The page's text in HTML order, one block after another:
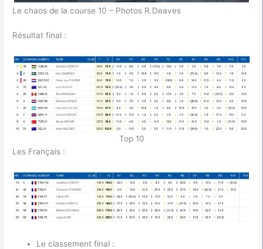
Le chaos de la course 10 – Photos R.Deaves
Résultat final :
Top 10
Les Français :
Le classement final :